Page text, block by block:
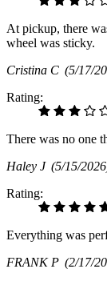
At pickup, there
wheel was sticky.
Cristina C (5/17/
Rating:
There was no one
Haley J (5/15/
Rating:
Everything was
FRANK P (2/17/